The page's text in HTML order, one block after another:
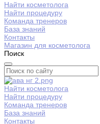
Найти косметолога
Найти процедуру
Команда тренеров
База знаний
Контакты
Магазин для косметолога
Поиск
Найти косметолога
Найти процедуру
Команда тренеров
База знаний
Контакты